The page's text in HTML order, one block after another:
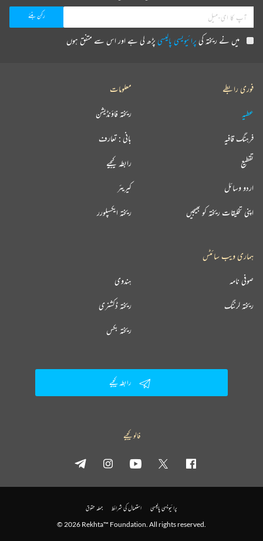
میں نے ریختہ کیپرائیویسی پالیسیپڑھ لی ہے اور اس سے متفق ہوں
فوری رابطے
عطیہ
فرہنگ قافیہ
تقطیع
اردو وسائل
اپنی تخلیقات ریختہ کو بھیجیں
معلومات
ریختہ فاؤنڈیشن
بانی : تعارف
رابطہ کیجیے
کیریئر
ریختہ ایکسپلورر
ہماری ویب سائٹس
ہندوی صوفی نامہ
ریختہ ڈکشنری ریختہ لرننگ
ریختہ بکس
رابطہ کیجیے
فالو کیجیے
پرائیویسی پالیسی استعمال کی شرائط جملہ حقوق
© 2026 Rekhta™ Foundation. All rights reserved.